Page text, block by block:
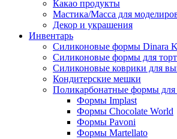
Какао продукты
Мастика/Масса для
Декор и украшения
Инвентарь
Силиконовые формы Dinara
Силиконовые формы для
Силиконовые коврики для
Кондитерские мешки
Поликарбонатные формы для
Формы Implast
Формы Chocolate World
Формы Pavoni
Формы Martellato